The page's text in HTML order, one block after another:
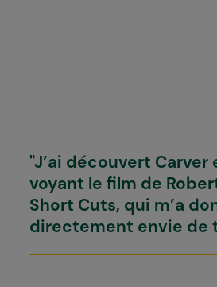
"J’ai découvert Carver
voyant le film de
Short Cuts, qui m’a
directement envie de